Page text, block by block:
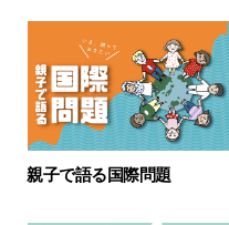
親子で語る国際問題